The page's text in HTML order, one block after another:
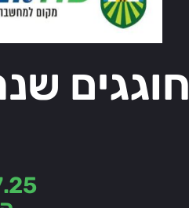
חוגגים
14.07.25 |